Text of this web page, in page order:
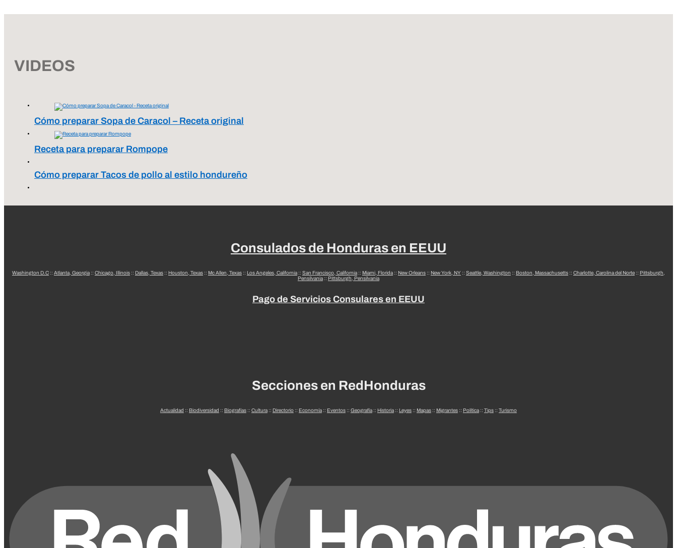
VIDEOS
Cómo preparar Sopa de Caracol – Receta original
Receta para preparar Rompope
Cómo preparar Tacos de pollo al estilo hondureño
Consulados de Honduras en EEUU
Washington D.C :: Atlanta, Georgia :: Chicago, Illinois :: Dallas, Texas :: Houston, Texas :: Mc Allen, Texas :: Los Angeles, California :: San Francisco, California :: Miami, Florida :: New Orleans :: New York, NY :: Seattle, Washington :: Boston, Massachusetts :: Charlotte, Carolina del Norte :: Pittsburgh,
Pensilvania :: Pittsburgh, Pensilvania
Pago de Servicios Consulares en EEUU
Secciones en RedHonduras
Actualidad :: Biodiversidad :: Biografías :: Cultura:: Directorio :: Economía:: Eventos :: Geografía:: Historia:: Leyes :: Mapas :: Migrantes :: Política:: Tips :: Turismo